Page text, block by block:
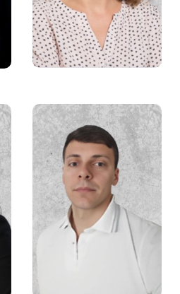
Dawid Żołądek